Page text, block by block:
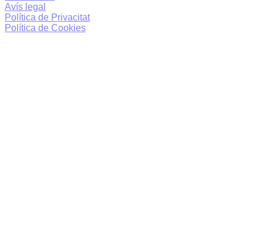
Avís legal
Política de Privacitat
Política de Cookies